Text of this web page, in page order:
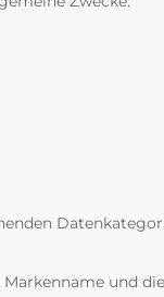
und